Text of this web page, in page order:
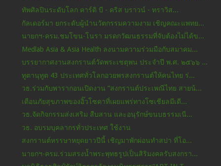
ทัพศิลปินระดับโลก คาร์ดิ บี - คริส บราวน์ - ทราวิส...
กัลเดอร์มา ยกระดับผู้นำนวัตกรรมความงาม เชิญคณะแพทย...
นายกฯ-ครม.ชมโขน-โนรา มรดกวัฒนธรรมที่จับต้องไม่ได้ข...
Medlab Asia & Asia Health ลงนามความร่วมมือกับสมาคม...
บรรยากาศงานสงกรานต์วัดพระเชตุพน ประจำปี พ.ศ. ๒๕๖๖ ...
ทูตานุทูต 43 ประเทศทั่วโลกอวยพรสงกรานต์ให้คนไทย ร่...
วธ.ร่วมกับพารากอนเปิดงาน “สงกรานต์ประเพณีไทย สายน้...
เตือนภัยสุขภาพของอิ๊วโซดาที่เผยแพร่ทางโซเชียลมีเดี...
วธ.จัดกิจกรรมส่งเสริม สืบสาน และอนุรักษ์ขนบธรรมเนี...
วธ. อบรมบุคลากรทั่วประเทศ ใช้งาน
สงกรานต์หรรษาหยุดยาวปีนี้ เชิญมาพักผ่อนทำสปา ที่โอ...
นายกฯ-ครม.ร่วมสรงน้ำพระพุทธรูปเป็นสิริมงคลรับสงกรา...